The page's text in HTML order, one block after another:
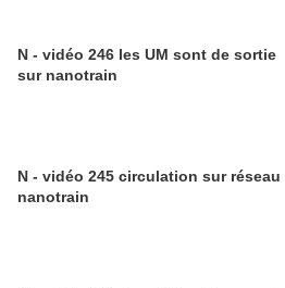
N - vidéo 246 les UM sont de sortie
sur nanotrain
N - vidéo 245 circulation sur réseau
nanotrain